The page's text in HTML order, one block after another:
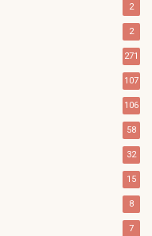
2
2
271
107
106
58
32
15
8
7